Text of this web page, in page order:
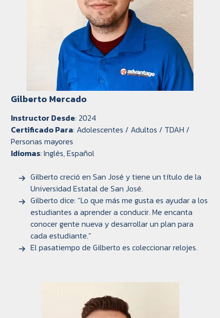
Gilberto Mercado
Instructor Desde: 2024
Certificado Para: Adolescentes / Adultos / TDAH /
Personas mayores
Idiomas: Inglés, Español
Gilberto creció en San José y tiene un título de la
Universidad Estatal de San José.
Gilberto dice: “Lo que más me gusta es ayudar a los
estudiantes a aprender a conducir. Me encanta
conocer gente nueva y desarrollar un plan para
cada estudiante.”
El pasatiempo de Gilberto es coleccionar relojes.